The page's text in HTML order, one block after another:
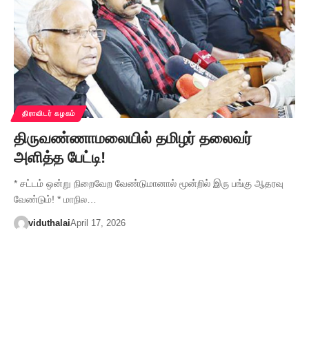
திராவிடர் கழகம்
திருவண்ணாமலையில் தமிழர் தலைவர்
அளித்த பேட்டி!
* சட்டம் ஒன்று நிறைவேற வேண்டுமானால் மூன்றில் இரு பங்கு ஆதரவு
வேண்டும்! * மாநில…
viduthalaiApril 17, 2026